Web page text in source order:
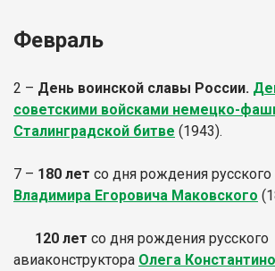
Февраль
2 – День воинской славы России.
советскими войсками немецко-
Сталинградской битве (1943).
7 – 180 лет со дня рождения
Владимира Егоровича Маковского
120 лет со дня рождения русского
авиаконструктора Олега